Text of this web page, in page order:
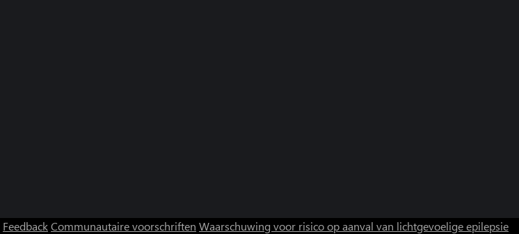
FeedbackCommunautaire voorschriften Waarschuwing voor risico op aanval van lichtgevoelige epilepsie